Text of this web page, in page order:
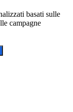
basati sulle
campagne